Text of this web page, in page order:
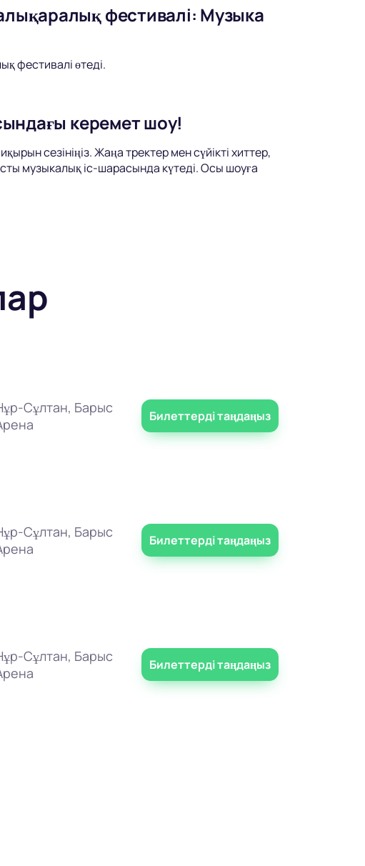
фестивалі: Музыка
фестивалі өтеді.
керемет шоу!
сезініңіз. Жаңа тректер мен сүйікті хиттер,
музыкалық іс-шарасында күтеді. Осы шоуға
Сұлтан, Барыс
Билеттерді таңдаңыз
Сұлтан, Барыс
Билеттерді таңдаңыз
Сұлтан, Барыс
Билеттерді таңдаңыз